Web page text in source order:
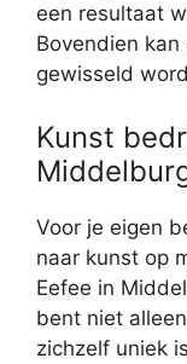
een resultaat
Bovendien
gewisseld
Kunst
Voor je eigen
naar kunst op
Eefee in
bent niet
zichzelf uniek